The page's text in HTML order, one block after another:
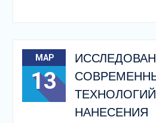
МАР
13
НАНЕСЕНИЯ